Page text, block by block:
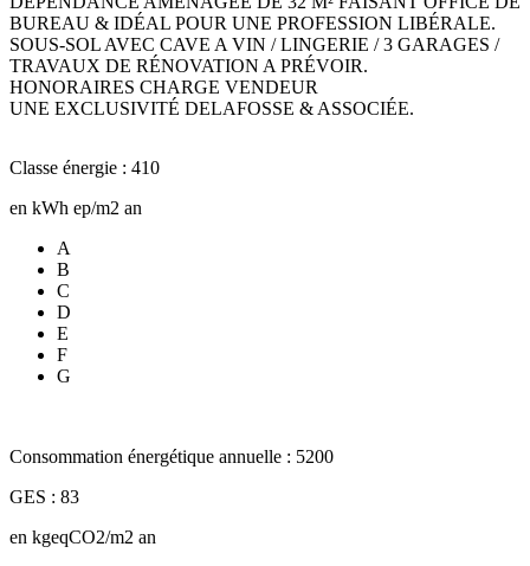
BUREAU & IDÉAL POUR UNE PROFESSION LIBÉRALE.
SOUS-SOL AVEC CAVE A VIN / LINGERIE / 3 GARAGES /
TRAVAUX DE RÉNOVATION A PRÉVOIR.
HONORAIRES CHARGE VENDEUR
UNE EXCLUSIVITÉ DELAFOSSE & ASSOCIÉE.
Classe énergie : 410
en kWh ep/m2 an
A
B
C
D
E
F
G
Consommation énergétique annuelle : 5200
GES : 83
en kgeqCO2/m2 an